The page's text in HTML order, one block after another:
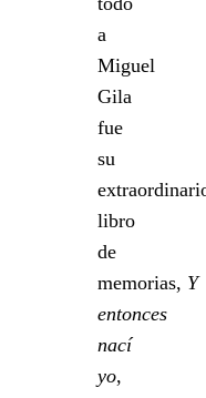
a
Miguel
Gila
fue
su
libro
de
memorias, Y
entonces
nací
yo,